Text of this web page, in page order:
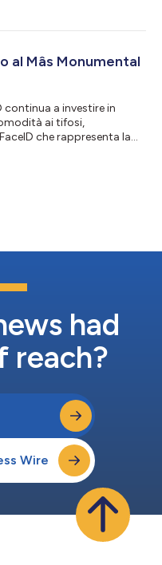
dell'identità di Veridas
A fronte dell'aumento
al Mâs Monumental
continua a investire in
ai tifosi,
che rappresenta la
sicuro e utilizzando solo il
iniziale, senza la
had
reach?
Wire